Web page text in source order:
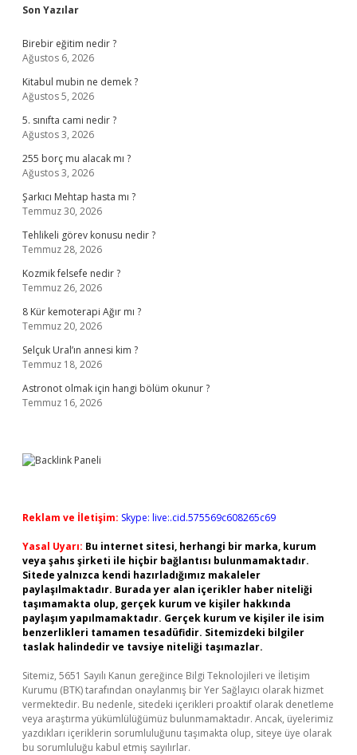
Sidebar
Son Yazılar
Birebir eğitim nedir ?
Ağustos 6, 2026
Kitabul mubin ne demek ?
Ağustos 5, 2026
5. sınıfta cami nedir ?
Ağustos 3, 2026
255 borç mu alacak mı ?
Ağustos 3, 2026
Şarkıcı Mehtap hasta mı ?
Temmuz 30, 2026
Tehlikeli görev konusu nedir ?
Temmuz 28, 2026
Kozmik felsefe nedir ?
Temmuz 26, 2026
8 Kür kemoterapi Ağır mı ?
Temmuz 20, 2026
Selçuk Ural’ın annesi kim ?
Temmuz 18, 2026
Astronot olmak için hangi bölüm okunur ?
Temmuz 16, 2026
Reklam ve İletişim: Skype: live:.cid.575569c608265c69
Yasal Uyarı: Bu internet sitesi, herhangi bir marka, kurum
veya şahıs şirketi ile hiçbir bağlantısı bulunmamaktadır.
Sitede yalnızca kendi hazırladığımız makaleler
paylaşılmaktadır. Burada yer alan içerikler haber niteliği
taşımamakta olup, gerçek kurum ve kişiler hakkında
paylaşım yapılmamaktadır. Gerçek kurum ve kişiler ile isim
benzerlikleri tamamen tesadüfidir. Sitemizdeki bilgiler
taslak halindedir ve tavsiye niteliği taşımazlar.
Sitemiz, 5651 Sayılı Kanun gereğince Bilgi Teknolojileri ve İletişim
Kurumu (BTK) tarafından onaylanmış bir Yer Sağlayıcı olarak hizmet
vermektedir. Bu nedenle, sitedeki içerikleri proaktif olarak denetleme
veya araştırma yükümlülüğümüz bulunmamaktadır. Ancak, üyelerimiz
yazdıkları içeriklerin sorumluluğunu taşımakta olup, siteye üye olarak
bu sorumluluğu kabul etmiş sayılırlar.